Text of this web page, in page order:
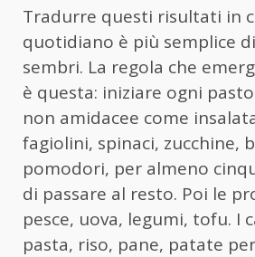
Tradurre questi risultati in
quotidiano è più semplice
sembri. La regola che
è questa: iniziare ogni
non amidacee come
fagiolini, spinaci, zucchine,
pomodori, per almeno
di passare al resto. Poi le
pesce, uova, legumi, tofu. I
pasta, riso, pane, patate